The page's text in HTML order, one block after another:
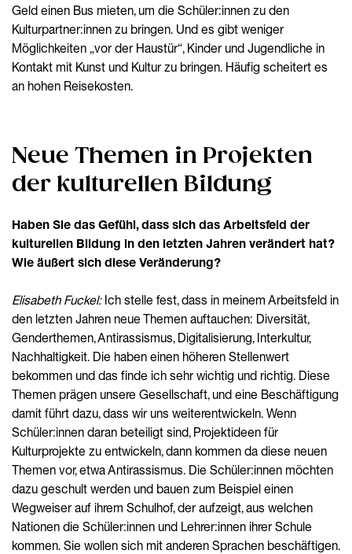
Geld einen Bus mieten, um die Schüler:innen zu den
Kulturpartner:innen zu bringen. Und es gibt weniger
Möglichkeiten „vor der Haustür“, Kinder und Jugendliche in
Kontakt mit Kunst und Kultur zu bringen. Häufig scheitert es
an hohen Reisekosten.
Neue Themen in Projekten
der kulturellen Bildung
Haben Sie das Gefühl, dass sich das Arbeitsfeld der
kulturellen Bildung in den letzten Jahren verändert hat?
Wie äußert sich diese Veränderung?
Elisabeth Fuckel: Ich stelle fest, dass in meinem Arbeitsfeld in
den letzten Jahren neue Themen auftauchen: Diversität,
Genderthemen, Antirassismus, Digitalisierung, Interkultur,
Nachhaltigkeit. Die haben einen höheren Stellenwert
bekommen und das finde ich sehr wichtig und richtig. Diese
Themen prägen unsere Gesellschaft, und eine Beschäftigung
damit führt dazu, dass wir uns weiterentwickeln. Wenn
Schüler:innen daran beteiligt sind, Projektideen für
Kulturprojekte zu entwickeln, dann kommen da diese neuen
Themen vor, etwa Antirassismus. Die Schüler:innen möchten
dazu geschult werden und bauen zum Beispiel einen
Wegweiser auf ihrem Schulhof, der aufzeigt, aus welchen
Nationen die Schüler:innen und Lehrer:innen ihrer Schule
kommen. Sie wollen sich mit anderen Sprachen beschäftigen.